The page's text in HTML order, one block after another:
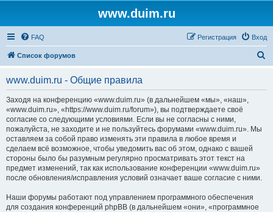
www.duim.ru
FAQ Вход
Регистрация
Список форумов
www.duim.ru - Общие правила
Заходя на конференцию «www.duim.ru» (в дальнейшем «мы», «наш»,
«www.duim.ru», «https://www.duim.ru/forum»), вы подтверждаете своё
согласие со следующими условиями. Если вы не согласны с ними,
пожалуйста, не заходите и не пользуйтесь форумами «www.duim.ru». Мы
оставляем за собой право изменять эти правила в любое время и
сделаем всё возможное, чтобы уведомить вас об этом, однако с вашей
стороны было бы разумным регулярно просматривать этот текст на
предмет изменений, так как использование конференции «www.duim.ru»
после обновления/исправления условий означает ваше согласие с ними.
Наши форумы работают под управлением программного обеспечения
для создания конференций phpBB (в дальнейшем «они», «программное